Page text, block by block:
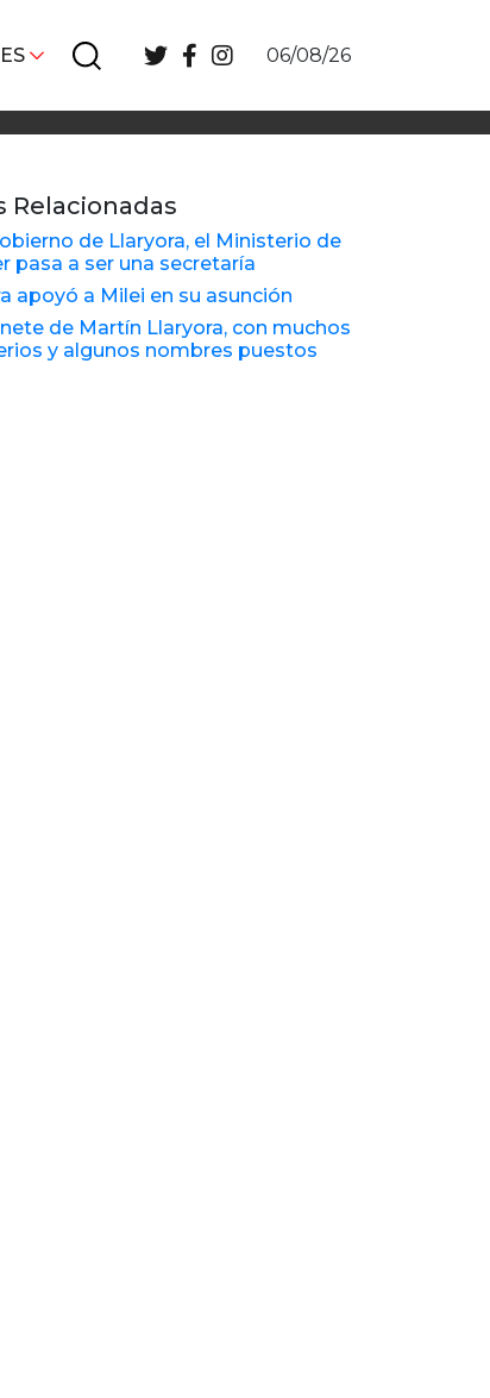
06/08/26
Relacionadas
de Llaryora, el Ministerio de
pasa a ser una secretaría
apoyó a Milei en su asunción
de Martín Llaryora, con muchos
y algunos nombres puestos